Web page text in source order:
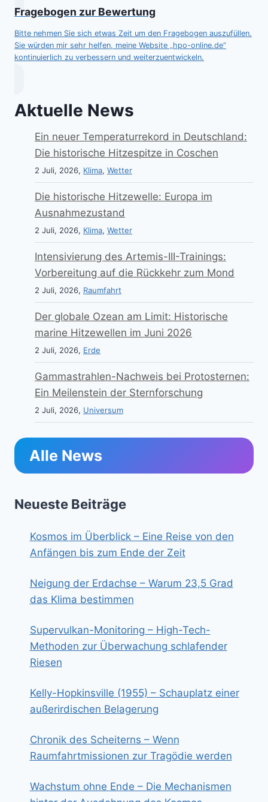
Fragebogen zur Bewertung
Bitte nehmen Sie sich etwas Zeit um den Fragebogen auszufüllen.
Sie würden mir sehr helfen, meine Website „hpo-online.de“
kontinuierlich zu verbessern und weiterzuentwickeln.
Aktuelle News
Ein neuer Temperaturrekord in Deutschland:
Die historische Hitzespitze in Coschen
2 Juli, 2026, Klima, Wetter
Die historische Hitzewelle: Europa im
Ausnahmezustand
2 Juli, 2026, Klima, Wetter
Intensivierung des Artemis-III-Trainings:
Vorbereitung auf die Rückkehr zum Mond
2 Juli, 2026, Raumfahrt
Der globale Ozean am Limit: Historische
marine Hitzewellen im Juni 2026
2 Juli, 2026, Erde
Gammastrahlen-Nachweis bei Protosternen:
Ein Meilenstein der Sternforschung
2 Juli, 2026, Universum
Alle News
Neueste Beiträge
Kosmos im Überblick – Eine Reise von den
Anfängen bis zum Ende der Zeit
Neigung der Erdachse – Warum 23,5 Grad
das Klima bestimmen
Supervulkan-Monitoring – High-Tech-
Methoden zur Überwachung schlafender
Riesen
Kelly-Hopkinsville (1955) – Schauplatz einer
außerirdischen Belagerung
Chronik des Scheiterns – Wenn
Raumfahrtmissionen zur Tragödie werden
Wachstum ohne Ende – Die Mechanismen